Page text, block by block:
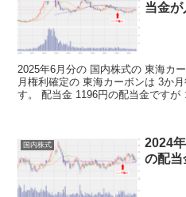
当金が
2025年6月分の 国内株式の 東海カ
月権利確定の 東海カーボンは 3か
す。 配当金 1196円の配当金ですが
国内株式
2024
の配当